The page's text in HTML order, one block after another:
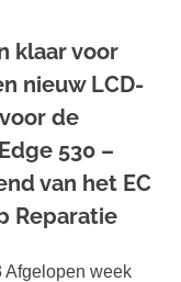
klaar voor
nieuw LCD-
de
530 –
van het EC
Reparatie
Afgelopen week